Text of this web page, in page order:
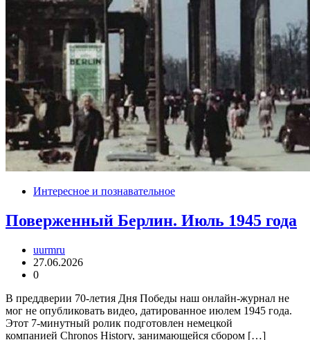
Интересное и познавательное
Поверженный Берлин. Июль 1945 года
uurmru
27.06.2026
0
В преддверии 70-летия Дня Победы наш онлайн-журнал не
мог не опубликовать видео, датированное июлем 1945 года.
Этот 7-минутный ролик подготовлен немецкой
компанией Chronos History, занимающейся сбором […]